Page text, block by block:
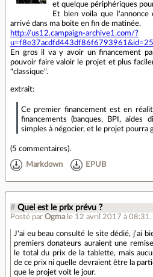
et quelque périphériques
Et bien voila que
arrivé dans ma boite en fin de matinée.
http://us12.campaign-archive1.com/?
En gros il va y avoir un financement
pouvoir faire valoir le projet et plus
"classique".
extrait:
Ce premier financement est en
financements (banques, BPI, aides
simples à négocier, et le projet pourra
(5 commentaires).
Markdown EPUB
# Quel est le prix prévu ?
Posté par Ogma le 12 avril 2017 à 08:31 .
J'ai eu beau consulté le site dédié, j'ai
premiers donateurs auraient une
le total du prix de la tablette, mais
de ce prix ni quelle devraient être la
que le projet voit le jour.